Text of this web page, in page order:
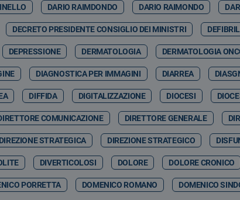
DARIO RAIMDONDO DARIO RAIMONDO
DECRETO PRESIDENTE CONSIGLIO DEI MINISTRI
DEPRESSIONE DERMATOLOGIA DERMATOLOGIA
DIAGNOSTICA PER IMMAGINI DIARREA
DIFFIDA DIGITALIZZAZIONE DIOCESI
COMUNICAZIONE DIRETTORE GENERALE
DIREZIONE STRATEGICA DIREZIONE STRATEGICO
DIVERTICOLOSI DOLORE DOLORE CRONICO
PORRETTA DOMENICO ROMANO DOMENICO